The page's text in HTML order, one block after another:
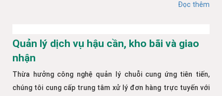
Đọc thêm
Quản lý dịch vụ hậu cần, kho bãi và giao
nhận
Thừa hưởng công nghệ quản lý chuỗi cung ứng tiên tiến,
chúng tôi cung cấp trung tâm xử lý đơn hàng trực tuyến với